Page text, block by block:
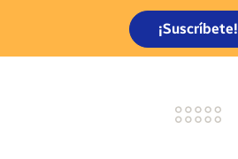
¡Suscríbete!